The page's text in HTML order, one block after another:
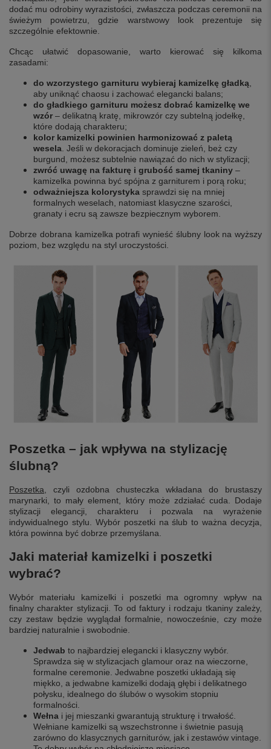
dodać mu odrobiny wyrazistości, zwłaszcza podczas ceremonii na
świeżym powietrzu, gdzie warstwowy look prezentuje się
szczególnie efektownie.
Chcąc ułatwić dopasowanie, warto kierować się kilkoma
zasadami:
do wzorzystego garnituru wybieraj kamizelkę gładką
aby uniknąć chaosu i zachować elegancki balans;
do gładkiego garnituru możesz dobrać kamizelkę we
wzór – delikatną kratę, mikrowzór czy subtelną jodełkę,
które dodają charakteru;
kolor kamizelki powinien harmonizować z paletą
wesela . Jeśli w dekoracjach dominuje zieleń, beż czy
burgund, możesz subtelnie nawiązać do nich w stylizacji;
zwróć uwagę na fakturę i grubość samej tkaniny –
kamizelka powinna być spójna z garniturem i porą roku;
odważniejsza kolorystyka sprawdzi się na mniej
formalnych weselach, natomiast klasyczne szarości,
granaty i ecru są zawsze bezpiecznym wyborem.
Dobrze dobrana kamizelka potrafi wynieść ślubny look na wyższy
poziom, bez względu na styl uroczystości.
Poszetka – jak wpływa na stylizację
ślubną?
Poszetka, czyli ozdobna chusteczka wkładana do brustaszy
marynarki, to mały element, który może zdziałać cuda. Dodaje
stylizacji elegancji, charakteru i pozwala na wyrażenie
indywidualnego stylu. Wybór poszetki na ślub to ważna decyzja,
która powinna być dobrze przemyślana.
Jaki materiał kamizelki i poszetki
wybrać?
Wybór materiału kamizelki i poszetki ma ogromny wpływ na
finalny charakter stylizacji. To od faktury i rodzaju tkaniny zależy,
czy zestaw będzie wyglądał formalnie, nowocześnie, czy może
bardziej naturalnie i swobodnie.
Jedwab to najbardziej elegancki i klasyczny wybór.
Sprawdza się w stylizacjach glamour oraz na wieczorne,
formalne ceremonie. Jedwabne poszetki układają się
miękko, a jedwabne kamizelki dodają głębi i delikatnego
połysku, idealnego do ślubów o wysokim stopniu
formalności.
Wełna i jej mieszanki gwarantują strukturę i trwałość.
Wełniane kamizelki są wszechstronne i świetnie pasują
zarówno do klasycznych garniturów, jak i zestawów vintage.